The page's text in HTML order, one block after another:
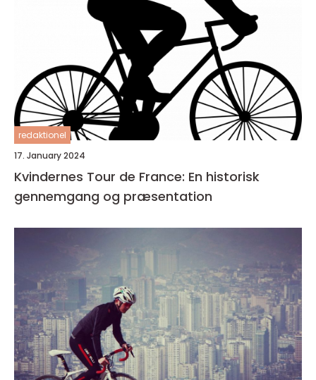
redaktionel
17. January 2024
Kvindernes Tour de France: En historisk
gennemgang og præsentation